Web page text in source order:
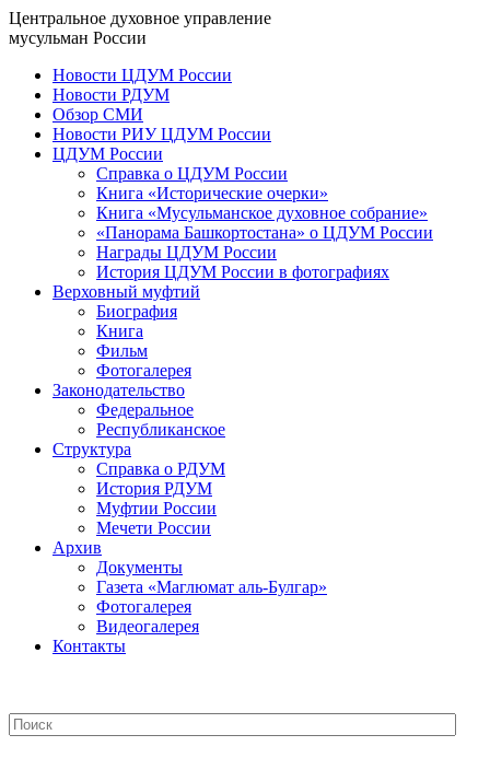
Центральное духовное управление
мусульман России
Новости ЦДУМ России
Новости РДУМ
Обзор СМИ
Новости РИУ ЦДУМ России
ЦДУМ России
Справка о ЦДУМ России
Книга «Исторические очерки»
Книга «Мусульманское духовное собрание»
«Панорама Башкортостана» о ЦДУМ России
Награды ЦДУМ России
История ЦДУМ России в фотографиях
Верховный муфтий
Биография
Книга
Фильм
Фотогалерея
Законодательство
Федеральное
Республиканское
Структура
Справка о РДУМ
История РДУМ
Муфтии России
Мечети России
Архив
Документы
Газета «Маглюмат аль-Булгар»
Фотогалерея
Видеогалерея
Контакты